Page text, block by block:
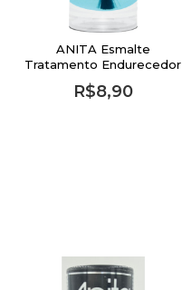
ANITA Esmalte
Tratamento Endurecedor
de Unhas - 10ml
R$8,90